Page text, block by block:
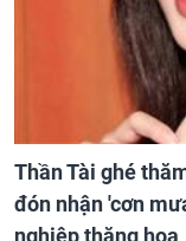
Thần Tài ghé
đón nhận 'cơn
nghiệp thăng hoa